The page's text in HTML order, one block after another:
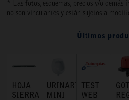
* Las fotos, esquemas, precios y/o
no son vinculantes y están sujetos a
Últimos
HOJA
SIERRA
URINARIO
MINI
TEST
WEB